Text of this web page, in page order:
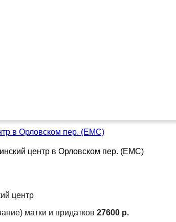
в Орловском пер. (ЕМС)
центр
матки и придатков 27600 р.